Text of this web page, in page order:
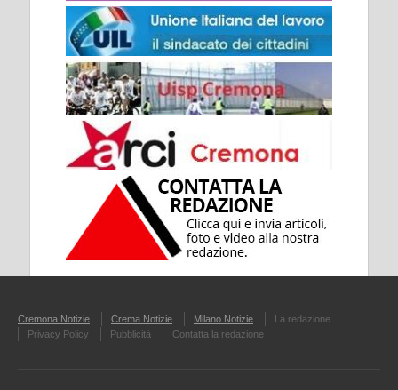
Cremona Notizie Crema Notizie Milano Notizie
La redazione
Privacy Policy
Pubblicità Contatta la redazione